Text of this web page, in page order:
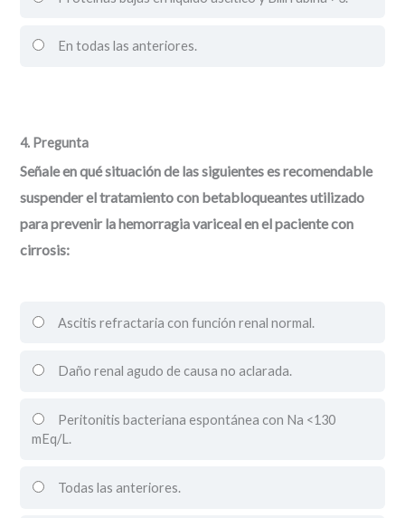
En todas las anteriores.
4. Pregunta
Señale en qué situación de las siguientes es recomendable
suspender el tratamiento con betabloqueantes utilizado
para prevenir la hemorragia variceal en el paciente con
cirrosis:
Ascitis refractaria con función renal normal.
Daño renal agudo de causa no aclarada.
Peritonitis bacteriana espontánea con Na <130
mEq/L.
Todas las anteriores.